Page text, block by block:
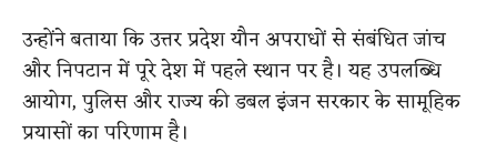
उन्होंने बताया कि उत्तर प्रदेश यौन अपराधों से संबंधित जांच
और निपटान में पूरे देश में पहले स्थान पर है। यह उपलब्धि
आयोग, पुलिस और राज्य की डबल इंजन सरकार के सामूहिक
प्रयासों का परिणाम है।